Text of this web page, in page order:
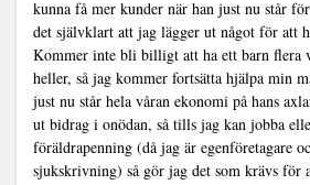
kunna få mer kunder när han just nu står
det självklart att jag lägger ut något för att
Kommer inte bli billigt att ha ett barn flera
heller, så jag kommer fortsätta hjälpa min
just nu står hela våran ekonomi på hans
ut bidrag i onödan, så tills jag kan jobba
föräldrapenning (då jag är egenföretagare
sjukskrivning) så gör jag det som krävs för